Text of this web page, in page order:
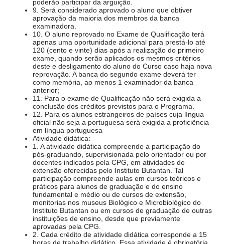
poderão participar da arguição.
9. Será considerado aprovado o aluno que obtiver
aprovação da maioria dos membros da banca
examinadora.
10. O aluno reprovado no Exame de Qualificação terá
apenas uma oportunidade adicional para prestá-lo até
120 (cento e vinte) dias após a realização do primeiro
exame, quando serão aplicados os mesmos critérios
deste e desligamento do aluno do Curso caso haja nova
reprovação. A banca do segundo exame deverá ter
como memória, ao menos 1 examinador da banca
anterior;
11. Para o exame de Qualificação não será exigida a
conclusão dos créditos previstos para o Programa.
12. Para os alunos estrangeiros de países cuja língua
oficial não seja a portuguesa será exigida a proficiência
em língua portuguesa
Atividade didática:
1. A atividade didática compreende a participação do
pós-graduando, supervisionada pelo orientador ou por
docentes indicados pela CPG, em atividades de
extensão oferecidas pelo Instituto Butantan. Tal
participação compreende aulas em cursos teóricos e
práticos para alunos de graduação e do ensino
fundamental e médio ou de cursos de extensão,
monitorias nos museus Biológico e Microbiológico do
Instituto Butantan ou em cursos de graduação de outras
instituições de ensino, desde que previamente
aprovadas pela CPG.
2. Cada crédito de atividade didática corresponde a 15